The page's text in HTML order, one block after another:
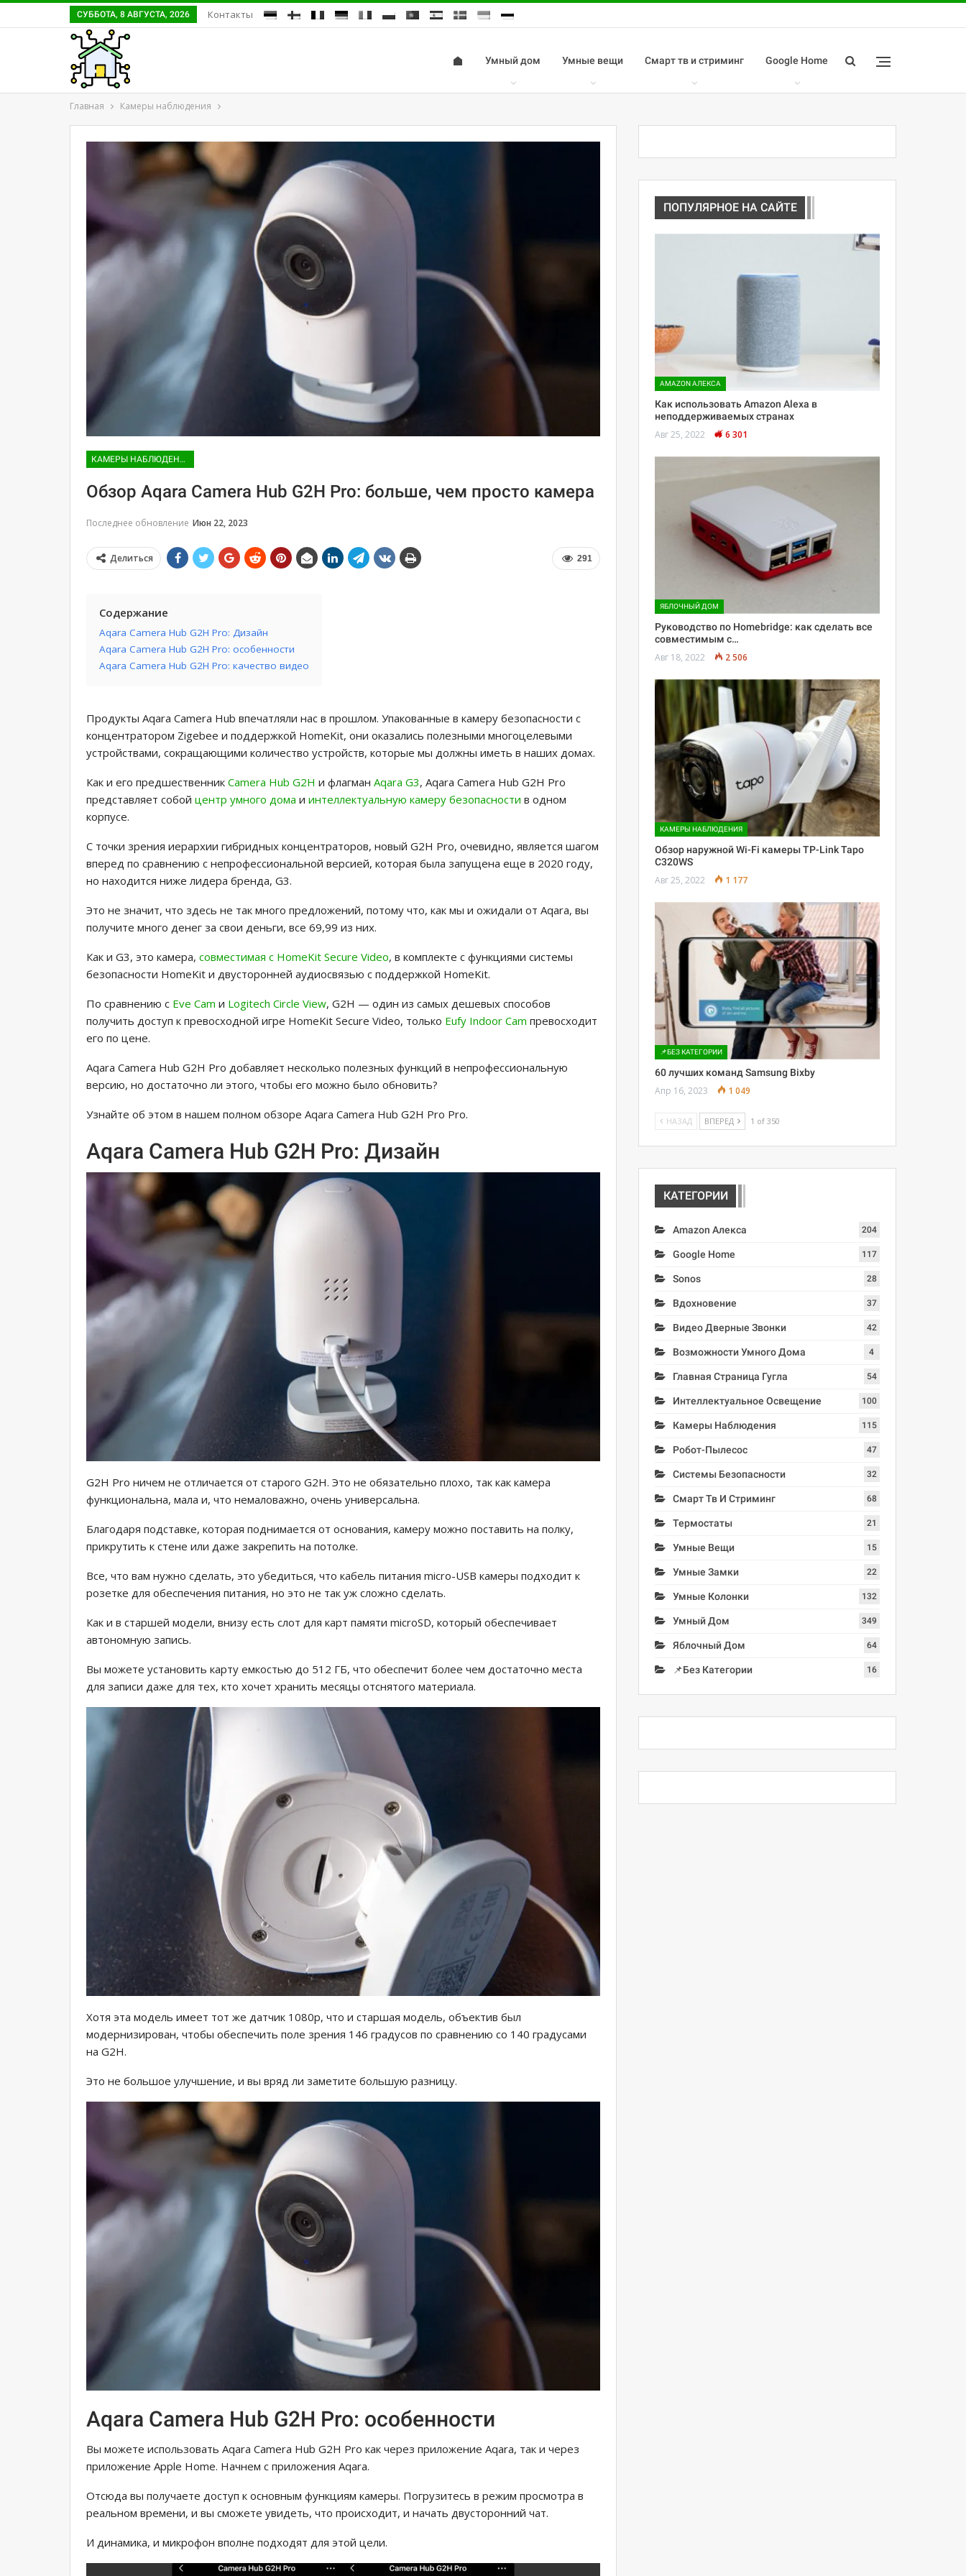
СУББОТА, 8 АВГУСТА, 2026 Контакты
Умный дом Умные вещи Смарт тв и стриминг Google Home
Главная Камеры наблюдения
КАМЕРЫ НАБЛЮДЕНИЯ
Обзор Aqara Camera Hub G2H Pro: больше, чем просто камера
Последнее обновление Июн 22, 2023
291
Делиться
Содержание
Aqara Camera Hub G2H Pro: Дизайн
Aqara Camera Hub G2H Pro: особенности
Aqara Camera Hub G2H Pro: качество видео
Продукты Aqara Camera Hub впечатляли нас в прошлом. Упакованные в камеру безопасности с
концентратором Zigebee и поддержкой HomeKit, они оказались полезными многоцелевыми
устройствами, сокращающими количество устройств, которые мы должны иметь в наших домах.
Как и его предшественник Camera Hub G2H и флагман Aqara G3, Aqara Camera Hub G2H Pro
представляет собой центр умного дома и интеллектуальную камеру безопасности в одном
корпусе.
С точки зрения иерархии гибридных концентраторов, новый G2H Pro, очевидно, является шагом
вперед по сравнению с непрофессиональной версией, которая была запущена еще в 2020 году,
но находится ниже лидера бренда, G3.
Это не значит, что здесь не так много предложений, потому что, как мы и ожидали от Aqara, вы
получите много денег за свои деньги, все 69,99 из них.
Как и G3, это камера, совместимая с HomeKit Secure Video, в комплекте с функциями системы
безопасности HomeKit и двусторонней аудиосвязью с поддержкой HomeKit.
По сравнению с Eve Cam и Logitech Circle View, G2H — один из самых дешевых способов
получить доступ к превосходной игре HomeKit Secure Video, только Eufy Indoor Cam превосходит
его по цене.
Aqara Camera Hub G2H Pro добавляет несколько полезных функций в непрофессиональную
версию, но достаточно ли этого, чтобы его можно было обновить?
Узнайте об этом в нашем полном обзоре Aqara Camera Hub G2H Pro Pro.
Aqara Camera Hub G2H Pro: Дизайн
G2H Pro ничем не отличается от старого G2H. Это не обязательно плохо, так как камера
функциональна, мала и, что немаловажно, очень универсальна.
Благодаря подставке, которая поднимается от основания, камеру можно поставить на полку,
прикрутить к стене или даже закрепить на потолке.
Все, что вам нужно сделать, это убедиться, что кабель питания micro-USB камеры подходит к
розетке для обеспечения питания, но это не так уж сложно сделать.
Как и в старшей модели, внизу есть слот для карт памяти microSD, который обеспечивает
автономную запись.
Вы можете установить карту емкостью до 512 ГБ, что обеспечит более чем достаточно места
для записи даже для тех, кто хочет хранить месяцы отснятого материала.
Хотя эта модель имеет тот же датчик 1080p, что и старшая модель, объектив был
модернизирован, чтобы обеспечить поле зрения 146 градусов по сравнению со 140 градусами
на G2H.
Это не большое улучшение, и вы вряд ли заметите большую разницу.
Aqara Camera Hub G2H Pro: особенности
Вы можете использовать Aqara Camera Hub G2H Pro как через приложение Aqara, так и через
приложение Apple Home. Начнем с приложения Aqara.
Отсюда вы получаете доступ к основным функциям камеры. Погрузитесь в режим просмотра в
реальном времени, и вы сможете увидеть, что происходит, и начать двусторонний чат.
И динамика, и микрофон вполне подходят для этой цели.
ПОПУЛЯРНОЕ НА САЙТЕ
AMAZON АЛЕКСА
Как использовать Amazon Alexa в
неподдерживаемых странах
Авг 25, 2022 6 301
ЯБЛОЧНЫЙ ДОМ
Руководство по Homebridge: как сделать все
совместимым с…
Авг 18, 2022 2 506
КАМЕРЫ НАБЛЮДЕНИЯ
Обзор наружной Wi-Fi камеры TP-Link Tapo
C320WS
Авг 25, 2022 1 177
📌БЕЗ КАТЕГОРИИ
60 лучших команд Samsung Bixby
Апр 16, 2023 1 049
НАЗАД ВПЕРЕД 1 of 350
КАТЕГОРИИ
Amazon Алекса 204
Google Home 117
Sonos 28
Вдохновение 37
Видео Дверные Звонки 42
Возможности Умного Дома 4
Главная Страница Гугла 54
Интеллектуальное Освещение 100
Камеры Наблюдения 115
Робот-Пылесос 47
Системы Безопасности 32
Смарт Тв И Стриминг 68
Термостаты 21
Умные Вещи 15
Умные Замки 22
Умные Колонки 132
Умный Дом 349
Яблочный Дом 64
📌Без Категории 16